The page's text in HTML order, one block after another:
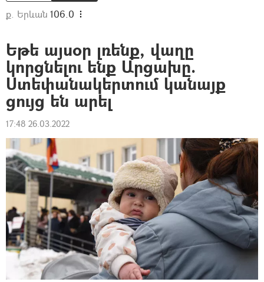
ք. Երևան 106.0
Եթե այսօր լռենք, վաղը
կորցնելու ենք Արցախը.
Ստեփանակերտում կանայք
ցույց են արել
17:48 26.03.2022